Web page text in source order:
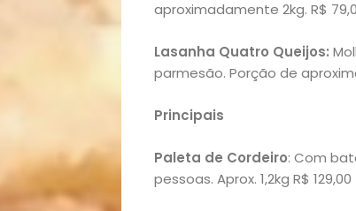
Beleza
Bora
lá!
Casa
aproximadamente 2kg. R$
Lasanha Quatro Queijos:
parmesão. Porção de
Principais
Paleta de Cordeiro: Com
pessoas. Aprox. 1,2kg R$ 129,00